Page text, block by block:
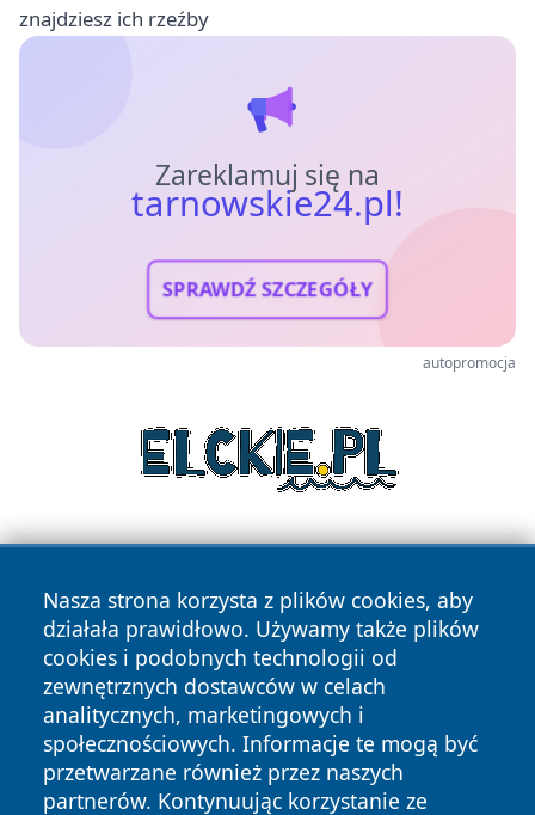
znajdziesz ich rzeźby
Zareklamuj się na
tarnowskie24.pl!
SPRAWDŹ SZCZEGÓŁY
autopromocja
Nasza strona korzysta z plików cookies, aby
działała prawidłowo. Używamy także plików
cookies i podobnych technologii od
zewnętrznych dostawców w celach
analitycznych, marketingowych i
społecznościowych. Informacje te mogą być
przetwarzane również przez naszych
partnerów. Kontynuując korzystanie ze
Copyright © 2026 tarnowskie24.pl Wszystkie prawa
zastrzeżone.
Polityka Polityka